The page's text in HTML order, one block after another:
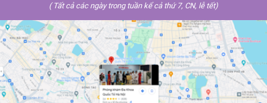
( Tất cả các ngày trong tuần kể cả thứ 7, CN, lễ tết)